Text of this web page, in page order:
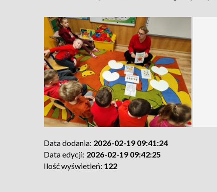
Data dodania: 2026-02-19 09:41:24
Data edycji: 2026-02-19 09:42:25
Ilość wyświetleń: 122